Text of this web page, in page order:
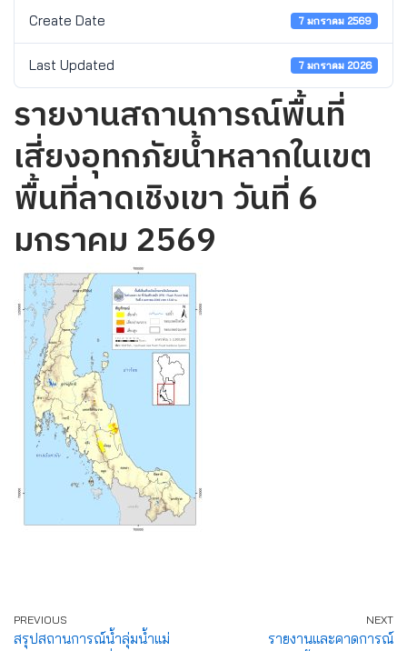
Create Date 7 มกราคม 2569
Last Updated 7 มกราคม 2026
รายงานสถานการณ์พื้นที่
เสี่ยงอุทกภัยน้ำหลากในเขต
พื้นที่ลาดเชิงเขา วันที่ 6
มกราคม 2569
PREVIOUS
สรุปสถานการณ์น้ำลุ่มน้ำแม่
NEXT
รายงานและคาดการณ์